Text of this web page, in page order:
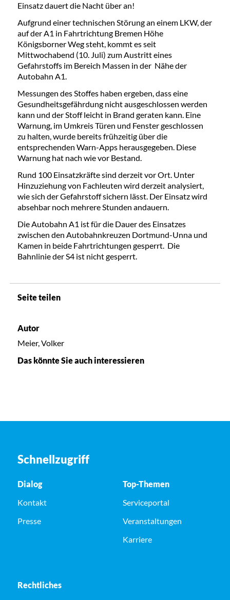
Einsatz dauert die Nacht über an!
Aufgrund einer technischen Störung an einem LKW, der
auf der A1 in Fahrtrichtung Bremen Höhe
Königsborner Weg steht, kommt es seit
Mittwochabend (10. Juli) zum Austritt eines
Gefahrstoffs im Bereich Massen in der Nähe der
Autobahn A1.
Messungen des Stoffes haben ergeben, dass eine
Gesundheitsgefährdung nicht ausgeschlossen werden
kann und der Stoff leicht in Brand geraten kann. Eine
Warnung, im Umkreis Türen und Fenster geschlossen
zu halten, wurde bereits frühzeitig über die
entsprechenden Warn-Apps herausgegeben. Diese
Warnung hat nach wie vor Bestand.
Rund 100 Einsatzkräfte sind derzeit vor Ort. Unter
Hinzuziehung von Fachleuten wird derzeit analysiert,
wie sich der Gefahrstoff sichern lässt. Der Einsatz wird
absehbar noch mehrere Stunden andauern.
Die Autobahn A1 ist für die Dauer des Einsatzes
zwischen den Autobahnkreuzen Dortmund-Unna und
Kamen in beide Fahrtrichtungen gesperrt. Die
Bahnlinie der S4 ist nicht gesperrt.
Seite teilen
Autor
Meier, Volker
Das könnte Sie auch interessieren
Schnellzugriff
Dialog
Kontakt
Presse
Top-Themen
Serviceportal
Veranstaltungen
Karriere
Rechtliches